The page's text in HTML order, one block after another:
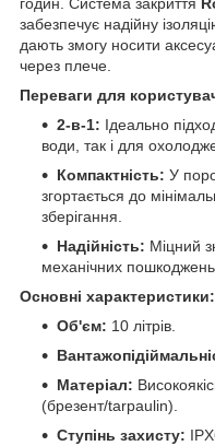
годин. Система закриття
забезпечує надійну
дають змогу носити
через плече.
Переваги для
2-в-1: Ідеально
води, так і для
Компактність: У
згортається до
зберігання.
Надійність: Міцний
механічних пошкоджень
Основні характеристики:
Об'єм: 10 літрів.
Матеріал:
(брезент/tarpaulin).
Ступінь захисту: